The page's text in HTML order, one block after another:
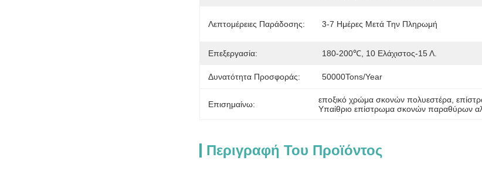
Λεπτομέρειες Παράδοσης: 3-7 Ημέρες Μετά Την Πληρωμή
Επεξεργασία: 180-200℃, 10 Ελάχιστος-15 Λ.
Δυνατότητα Προσφοράς: 50000Tons/Year
Επισημαίνω: εποξικό χρώμα σκονών πολυεστέρα ,
Υπαίθριο επίστρωμα σκονών παραθύρων
Περιγραφή Του Προϊόντος